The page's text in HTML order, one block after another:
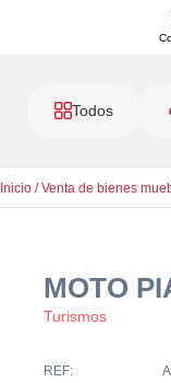
Todos
Inicio /Venta de bienes
MOTO
Turismos
REF: